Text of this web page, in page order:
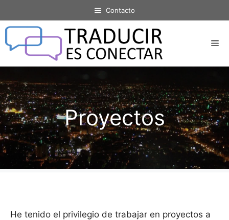
al
contenido
Contacto
Proyectos
He tenido el privilegio de trabajar en proyectos a